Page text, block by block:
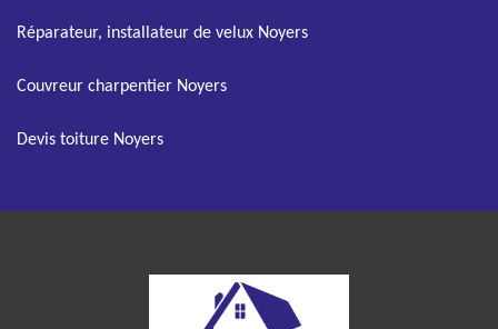
Réparateur, installateur de velux Noyers
Couvreur charpentier Noyers
Devis toiture Noyers